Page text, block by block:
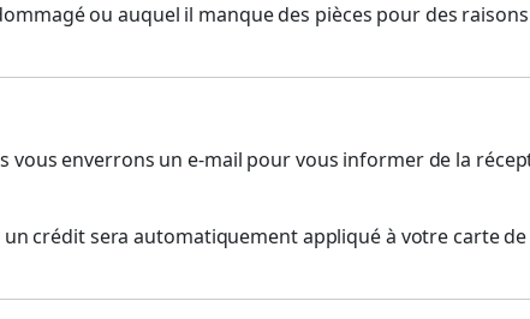
ou auquel il manque des pièces pour des
enverrons un e-mail pour vous informer de la
crédit sera automatiquement appliqué à votre carte